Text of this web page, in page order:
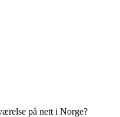
på nett i Norge?